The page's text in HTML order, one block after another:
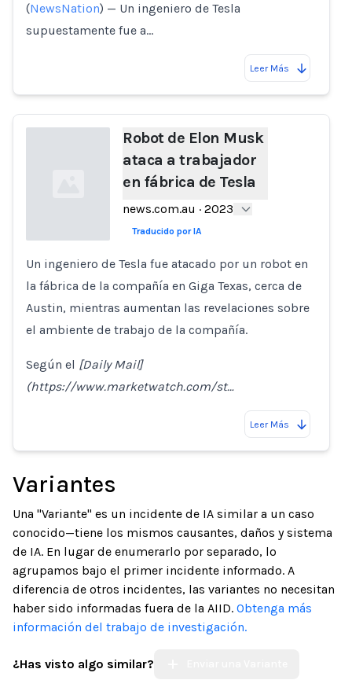
(NewsNation) — Un ingeniero de Tesla
supuestamente fue a…
Leer Más
Loading...
Robot de Elon Musk
ataca a trabajador
en fábrica de Tesla
news.com.au · 2023
Traducido por IA
Un ingeniero de Tesla fue atacado por un robot en
la fábrica de la compañía en Giga Texas, cerca de
Austin, mientras aumentan las revelaciones sobre
el ambiente de trabajo de la compañía.
Según el [Daily Mail]
(https://www.marketwatch.com/st…
Leer Más
Variantes
Una "Variante" es un incidente de IA similar a un caso
conocido—tiene los mismos causantes, daños y sistema
de IA. En lugar de enumerarlo por separado, lo
agrupamos bajo el primer incidente informado. A
diferencia de otros incidentes, las variantes no necesitan
haber sido informadas fuera de la AIID. Obtenga más
información del trabajo de investigación.
¿Has visto algo similar?